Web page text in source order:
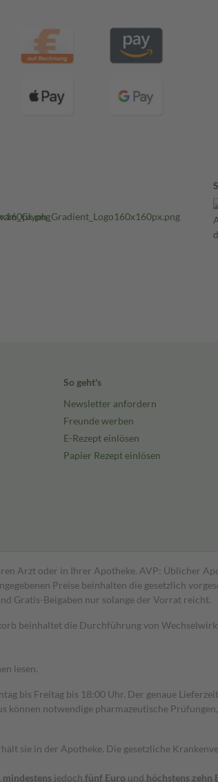
So geht's
Newsletter anfordern
Freunde werben
E-Rezept einlösen
Papier Rezept einlösen
Arzt oder in Ihrer Apotheke. AVP: Üblicher
Preise beinhalten die gesetzlich
Gratis-Beigaben nur solange der Vorrat reicht.
beinhaltet die Durchführung von
lesen.
bis Freitag bis 18:00 Uhr. Der genaue
notwendige pharmazeutische
sie in der Apotheke. Die gesetzliche
mindestens jedoch fünf Euro und höchstens zehn